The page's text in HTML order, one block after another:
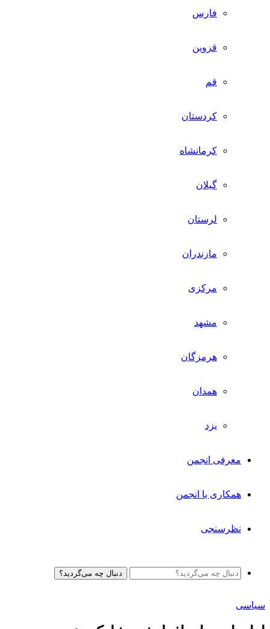
فارس
قزوین
قم
کردستان
کرمانشاه
گیلان
لرستان
مازندران
مرکزی
مشهد
هرمزگان
همدان
یزد
معرفی انجمن
همکاری با انجمن
نظرسنجی
دنبال چه می‌گردید؟
سیاسی